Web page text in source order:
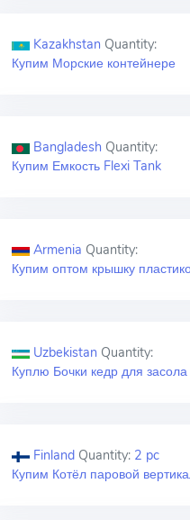
Kazakhstan Quantity:
Купим Морские контейнере
Bangladesh Quantity:
Купим Емкость Flexi Tank
Armenia Quantity:
Купим оптом крышку
Uzbekistan Quantity:
Куплю Бочки кедр для засола
Finland Quantity: 2 pc
Купим Котёл паровой